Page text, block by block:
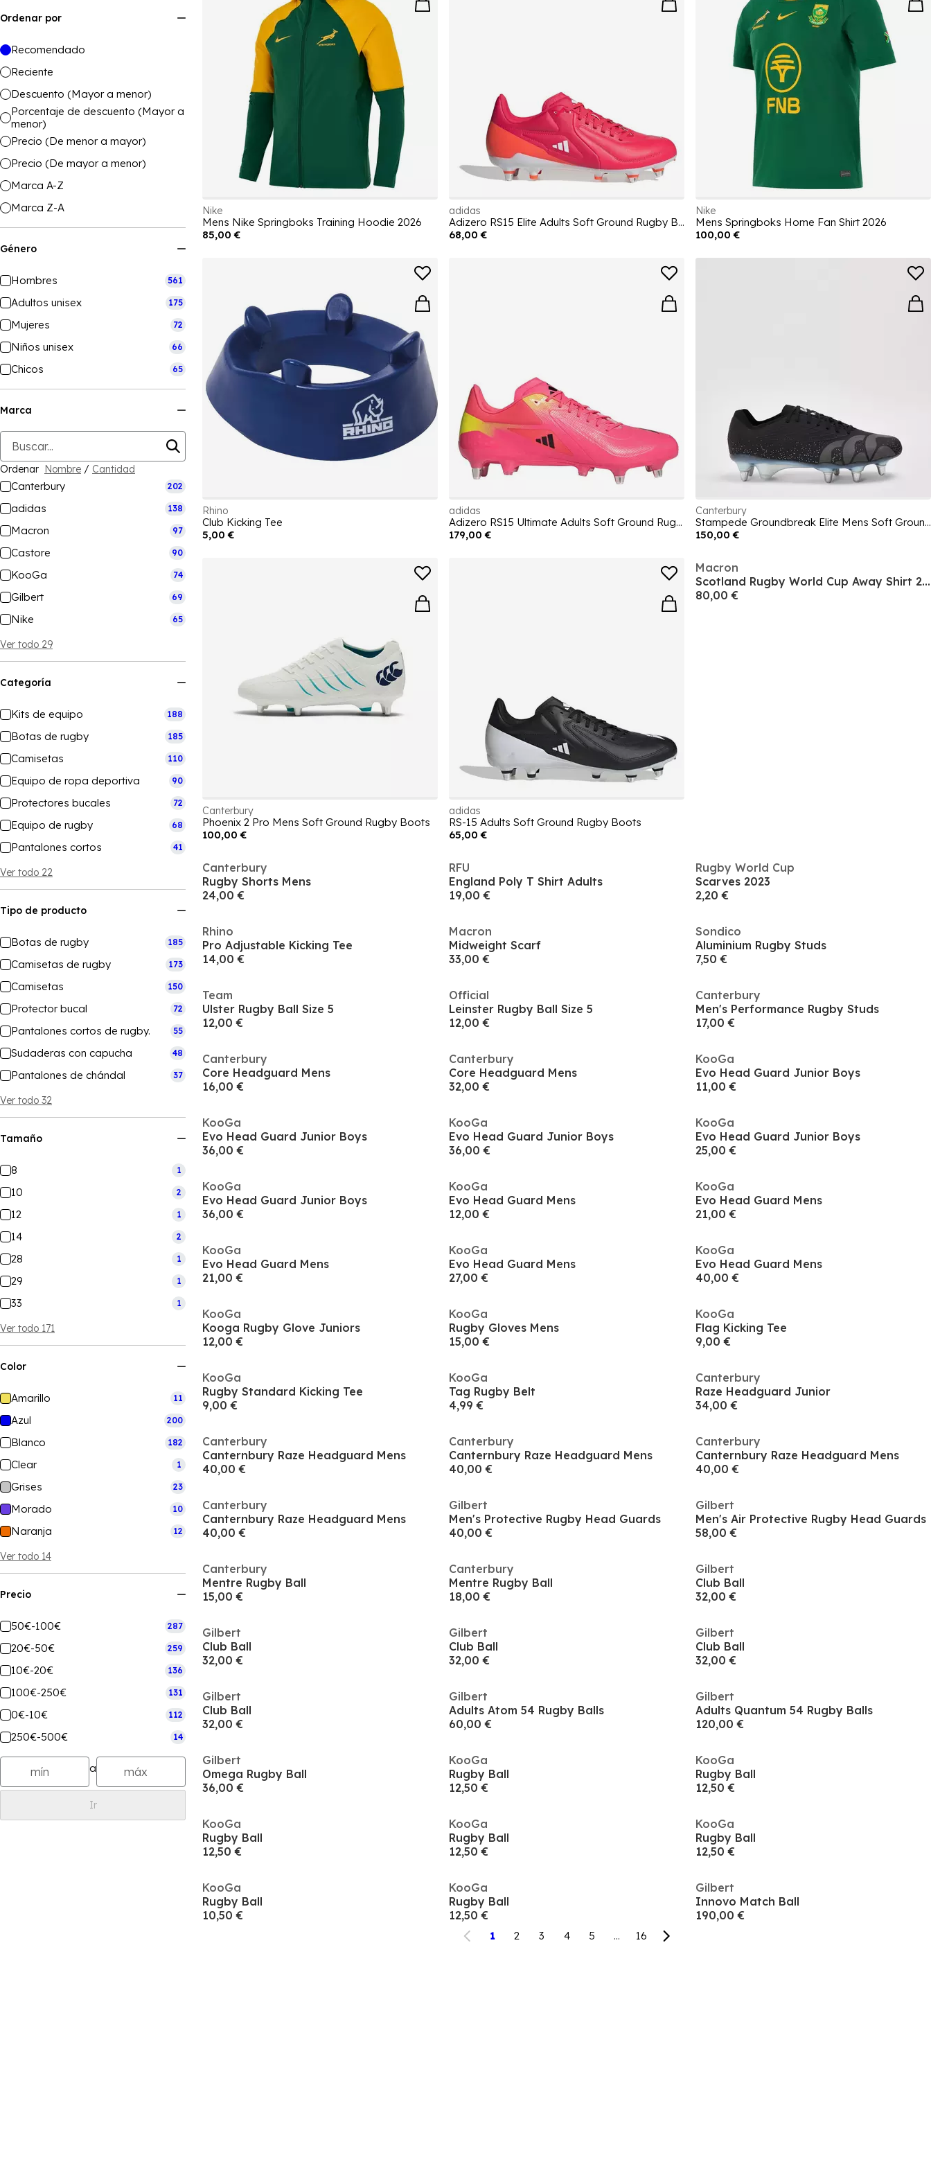
Ordenar por
Recomendado
Reciente
Descuento (Mayor a menor)
Porcentaje de descuento (Mayor a
menor)
Precio (De menor a mayor)
Precio (De mayor a menor)
Marca A-Z
Marca Z-A
Género
Hombres 561
Adultos unisex 175
Mujeres 72
Niños unisex 66
Chicos 65
Marca
Ordenar Nombre / Cantidad
Canterbury 202
adidas 138
Macron 97
Castore 90
KooGa 74
Gilbert 69
Nike 65
Ver todo 29
Categoría
Kits de equipo 188
Botas de rugby 185
Camisetas 110
Equipo de ropa deportiva 90
Protectores bucales 72
Equipo de rugby 68
Pantalones cortos 41
Ver todo 22
Tipo de producto
Botas de rugby 185
Camisetas de rugby 173
Camisetas 150
Protector bucal 72
Pantalones cortos de rugby. 55
Sudaderas con capucha 48
Pantalones de chándal 37
Ver todo 32
Tamaño
8 1
10 2
12 1
14 2
28 1
29 1
33 1
Ver todo 171
Color
Amarillo 11
Azul 200
Blanco 182
Clear 1
Grises 23
Morado 10
Naranja 12
Ver todo 14
Precio
50€-100€ 287
20€-50€ 259
10€-20€ 136
100€-250€ 131
0€-10€ 112
250€-500€ 14
a
Ir
Nike
Mens Nike Springboks Training Hoodie 2026
85,00 €
adidas
Adizero RS15 Elite Adults Soft Ground Rugby Boots
68,00 €
Nike
Mens Springboks Home Fan Shirt 2026
100,00 €
Rhino
Club Kicking Tee
5,00 €
adidas
Adizero RS15 Ultimate Adults Soft Ground Rugby Boots
179,00 €
Canterbury
Stampede Groundbreak Elite Mens Soft Ground Rugby Boots
150,00 €
Canterbury
Phoenix 2 Pro Mens Soft Ground Rugby Boots
100,00 €
adidas
RS-15 Adults Soft Ground Rugby Boots
65,00 €
Macron
Scotland Rugby World Cup Away Shirt 2025 Juniors
80,00 €
Canterbury
Rugby Shorts Mens
24,00 €
RFU
England Poly T Shirt Adults
19,00 €
Rugby World Cup
Scarves 2023
2,20 €
Rhino
Pro Adjustable Kicking Tee
14,00 €
Macron
Midweight Scarf
33,00 €
Sondico
Aluminium Rugby Studs
7,50 €
Team
Ulster Rugby Ball Size 5
12,00 €
Official
Leinster Rugby Ball Size 5
12,00 €
Canterbury
Men's Performance Rugby Studs
17,00 €
Canterbury
Core Headguard Mens
16,00 €
Canterbury
Core Headguard Mens
32,00 €
KooGa
Evo Head Guard Junior Boys
11,00 €
KooGa
Evo Head Guard Junior Boys
36,00 €
KooGa
Evo Head Guard Junior Boys
36,00 €
KooGa
Evo Head Guard Junior Boys
25,00 €
KooGa
Evo Head Guard Junior Boys
36,00 €
KooGa
Evo Head Guard Mens
12,00 €
KooGa
Evo Head Guard Mens
21,00 €
KooGa
Evo Head Guard Mens
21,00 €
KooGa
Evo Head Guard Mens
27,00 €
KooGa
Evo Head Guard Mens
40,00 €
KooGa
Kooga Rugby Glove Juniors
12,00 €
KooGa
Rugby Gloves Mens
15,00 €
KooGa
Flag Kicking Tee
9,00 €
KooGa
Rugby Standard Kicking Tee
9,00 €
KooGa
Tag Rugby Belt
4,99 €
Canterbury
Raze Headguard Junior
34,00 €
Canterbury
Canternbury Raze Headguard Mens
40,00 €
Canterbury
Canternbury Raze Headguard Mens
40,00 €
Canterbury
Canternbury Raze Headguard Mens
40,00 €
Canterbury
Canternbury Raze Headguard Mens
40,00 €
Gilbert
Men's Protective Rugby Head Guards
40,00 €
Gilbert
Men's Air Protective Rugby Head Guards
58,00 €
Canterbury
Mentre Rugby Ball
15,00 €
Canterbury
Mentre Rugby Ball
18,00 €
Gilbert
Club Ball
32,00 €
Gilbert
Club Ball
32,00 €
Gilbert
Club Ball
32,00 €
Gilbert
Club Ball
32,00 €
Gilbert
Club Ball
32,00 €
Gilbert
Adults Atom 54 Rugby Balls
60,00 €
Gilbert
Adults Quantum 54 Rugby Balls
120,00 €
Gilbert
Omega Rugby Ball
36,00 €
KooGa
Rugby Ball
12,50 €
KooGa
Rugby Ball
12,50 €
KooGa
Rugby Ball
12,50 €
KooGa
Rugby Ball
12,50 €
KooGa
Rugby Ball
12,50 €
KooGa
Rugby Ball
10,50 €
KooGa
Rugby Ball
12,50 €
Gilbert
Innovo Match Ball
190,00 €
1 2 3 4 5 ... 16